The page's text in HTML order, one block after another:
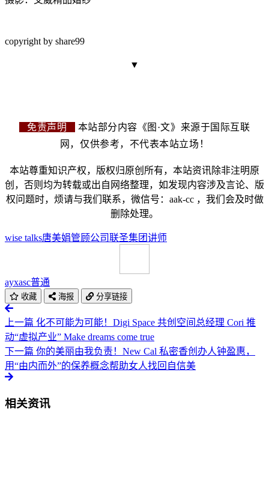
copyright by share99
▼
免责声明
本站部分内容《图·文》来源于国际互联
网，仅供参考，不代表本站立场！
本站尊重知识产权，版权归原创所有，本站资讯除非注明原
创，否则均为转载或出自网络整理，如发现内容涉及言论、版
权问题时，烦请与我们联系，微信号：aak-cc ，我们会及时做
删除处理。
wise talks唐美娟管顾公司联圣集团讲师
ayxasc普通
收藏 海报 分享链接
上一篇 化不可能为可能！Digi Space 共创空间总经理 Cori 推
动“虚拟产业” Make dreams come true
下一篇 你的美丽由我负责！New Cal 私密香创办人钟盈惠，
用“由内而外”的保养概念帮助女人找回自信美
相关资讯